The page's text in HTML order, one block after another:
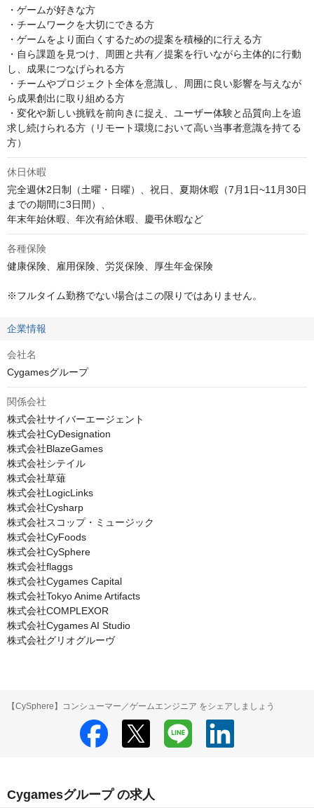
・ゲームが好きな方
・チームワークを大切にできる方
・ゲームをより面白くするための提案を積極的に行える方
・自ら課題を見つけ、周囲と共有／提案を行いながら主体的に行動
し、成果につなげられる方
・チームやプロジェクト全体を意識し、周囲に良い影響を与えなが
ら成果創出に取り組める方
・変化や新しい挑戦を前向きに捉え、ユーザー体験と品質向上を追
求し続けられる方（リモート環境において高い当事者意識を持てる
方）
休日休暇
完全週休2日制（土曜・日曜）、祝日、夏期休暇（7月1日~11月30日
までの期間に3日間）、
年末年始休暇、年次有給休暇、慶弔休暇など
各種保険
健康保険、雇用保険、労災保険、厚生年金保険
※フルタイム勤務でない場合はこの限りではありません。
企業情報
会社名
Cygamesグループ
関係会社
株式会社サイバーエージェント
株式会社CyDesignation
株式会社BlazeGames
株式会社シテイル
株式会社草薙
株式会社LogicLinks
株式会社Cysharp
株式会社スコップ・ミュージック
株式会社CyFoods
株式会社CySphere
株式会社flaggs
株式会社Cygames Capital
株式会社Tokyo Anime Artifacts
株式会社COMPLEXOR
株式会社Cygames AI Studio
株式会社グリオグルーヴ
【CySphere】コンシューマー／ゲームエンジニア をシェアしましょう
Cygamesグループ の求人